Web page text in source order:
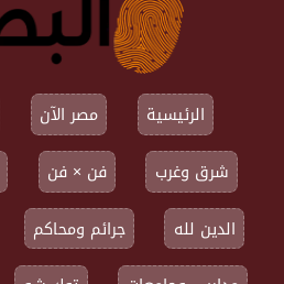
الرئيسية مصر الآن
شرق وغرب
فن × فن
الدين لله
جرائم ومحاكم